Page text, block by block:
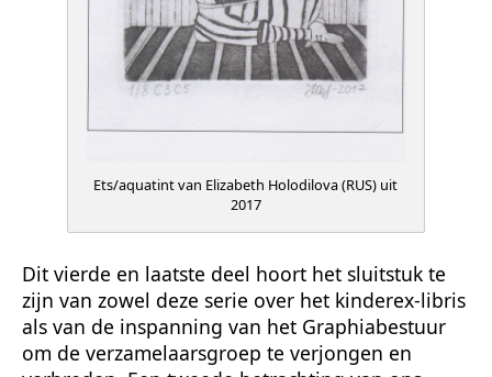
Ets/aquatint van Elizabeth Holodilova (RUS) uit
2017
Dit vierde en laatste deel hoort het sluitstuk te
zijn van zowel deze serie over het kinderex-libris
als van de inspanning van het Graphiabestuur
om de verzamelaarsgroep te verjongen en